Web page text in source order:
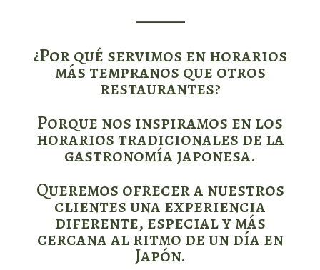
⸻
¿Por qué servimos en horarios
más tempranos que otros
restaurantes?
Porque nos inspiramos en los
horarios tradicionales de la
gastronomía japonesa.
Queremos ofrecer a nuestros
clientes una experiencia
diferente, especial y más
cercana al ritmo de un día en
Japón.